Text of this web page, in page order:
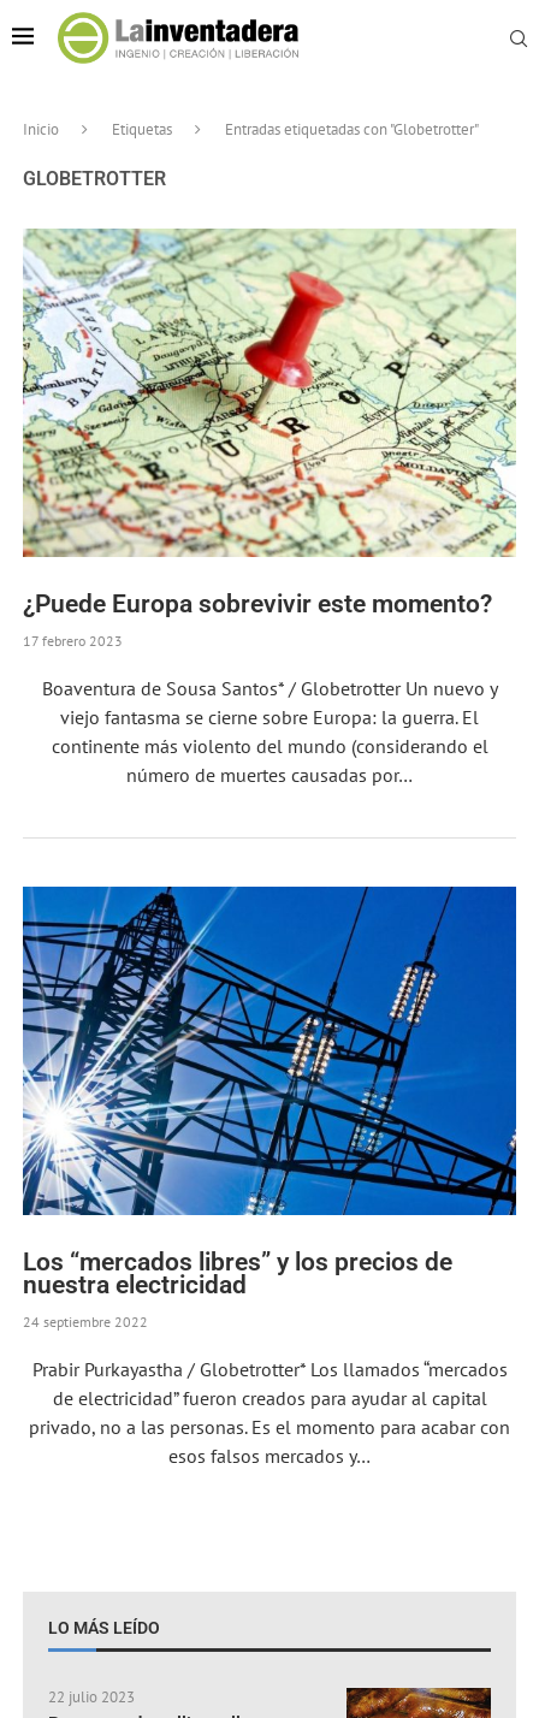
Inicio Etiquetas Entradas etiquetadas con "Globetrotter"
GLOBETROTTER
¿Puede Europa sobrevivir este momento?
17 febrero 2023
Boaventura de Sousa Santos* / Globetrotter Un nuevo y
viejo fantasma se cierne sobre Europa: la guerra. El
continente más violento del mundo (considerando el
número de muertes causadas por…
Los “mercados libres” y los precios de
nuestra electricidad
24 septiembre 2022
Prabir Purkayastha / Globetrotter* Los llamados “mercados
de electricidad” fueron creados para ayudar al capital
privado, no a las personas. Es el momento para acabar con
esos falsos mercados y…
LO MÁS LEÍDO
22 julio 2023